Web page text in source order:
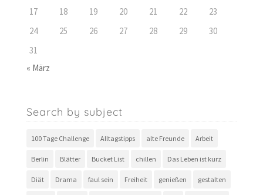
17
18 19 20 21 22
23
24
25 26 27 28 29
30
31
« März
Search by subject
100 Tage Challenge Alltagstipps alte Freunde Arbeit
Berlin Blätter Bucket List chillen Das Leben ist kurz
Diät Drama faul sein Freiheit genießen gestalten